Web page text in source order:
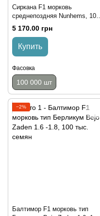
Сиркана F1 морковь
среднепоздняя Nunhems, 100
тыс. семян
5 170.00 грн
Купить
Фасовка
100 000 шт
−2%
Балтимор F1 морковь тип